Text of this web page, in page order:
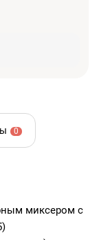
0
миксером с